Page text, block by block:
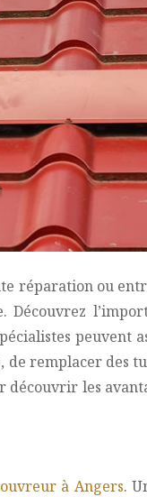
réparation ou
peuvent
remplacer des
les
à Angers.